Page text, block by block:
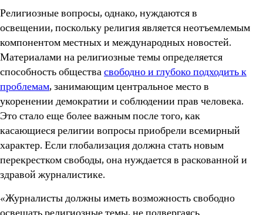
Религиозные вопросы, однако, нуждаются в
освещении, поскольку религия является неотъемлемым
компонентом местных и международных новостей.
Материалами на религиозные темы определяется
способность обществасвободно и глубоко подходить к
проблемам, занимающим центральное место в
укоренении демократии и соблюдении прав человека.
Это стало еще более важным после того, как
касающиеся религии вопросы приобрели всемирный
характер. Если глобализация должна стать новым
перекрестком свободы, она нуждается в раскованной и
здравой журналистике.
«Журналисты должны иметь возможность свободно